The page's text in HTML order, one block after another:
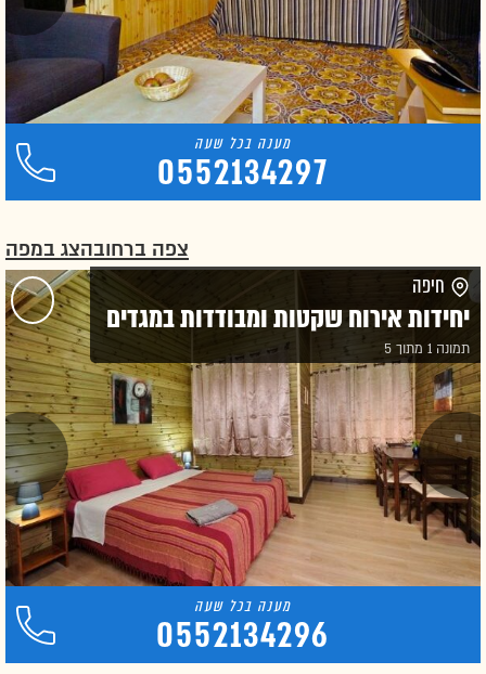
0552134297
צפה ברחובהצג במפה
חיפה
יחידות אירוח שקטות ומבודדות במגדים
תמונה 1 מתוך 5
0552134296